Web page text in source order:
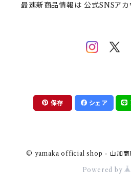
mofsand×日比谷花壇
ちびまる子ちゃんandクレヨンしんち
HANAE MORI(ハナエモリ)
THE BEATLES(ザ・ビートルズ)
【山加商店×yaeko】migratory bird
隅切り重箱
HAPPY DINING(ハッピーダイニン
SoSo(ソソ）
最速新商品情報は 公式SNSアカ
保存 シェア
© yamaka official shop - 山加商店
Powered by